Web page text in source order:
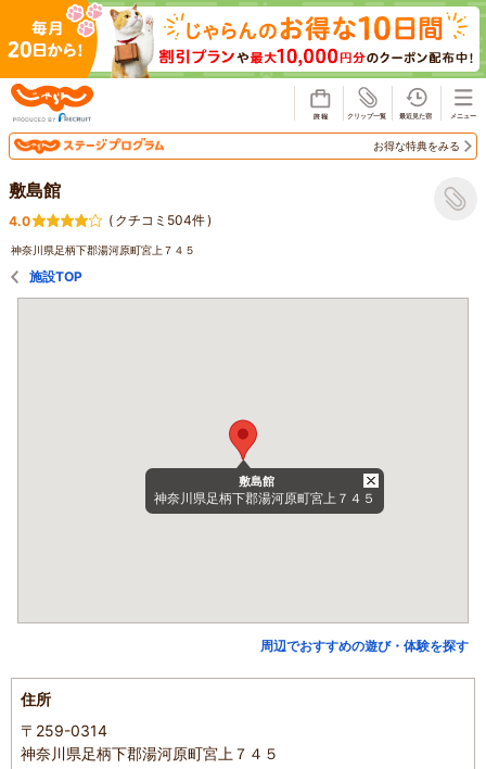
お得な特典をみる
敷島館
4.0 ( クチコミ504件)
神奈川県足柄下郡湯河原町宮上７４５
施設TOP
敷島館
神奈川県足柄下郡湯河原町宮上７４５
周辺でおすすめの遊び・体験を探す
住所
〒259-0314
神奈川県足柄下郡湯河原町宮上７４５